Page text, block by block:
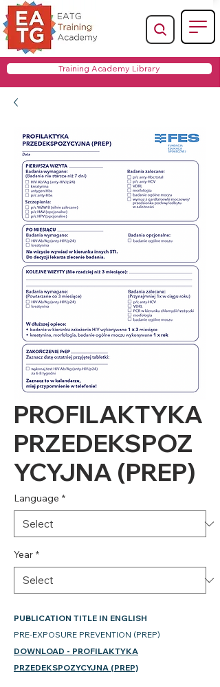
Training Academy Library
PROFILAKTYKA
PRZEDEKSPOZ
YCYJNA (PREP)
Language *
Year *
PUBLICATION TITLE IN ENGLISH
PRE-EXPOSURE PREVENTION (PREP)
DOWNLOAD - PROFILAKTYKA
PRZEDEKSPOZYCYJNA (PREP)